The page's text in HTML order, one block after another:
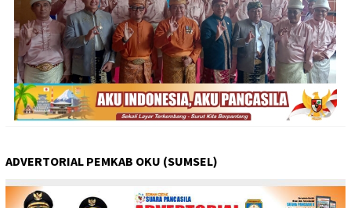
ADVERTORIAL PEMKAB OKU (SUMSEL)